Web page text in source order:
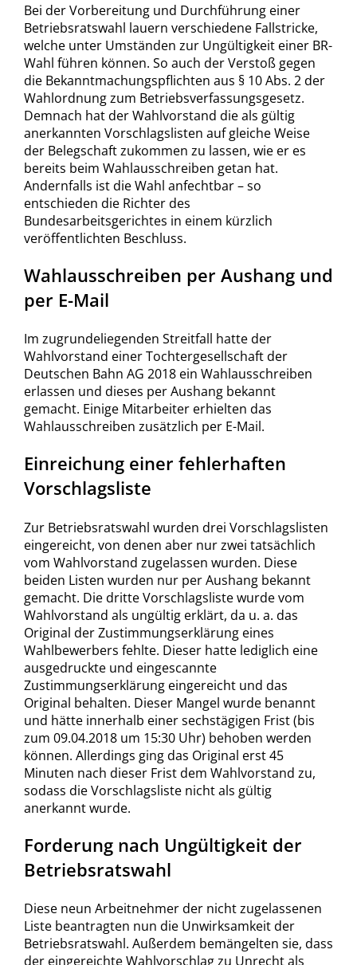
Bei der Vorbereitung und Durchführung einer
Betriebsratswahl lauern verschiedene Fallstricke,
welche unter Umständen zur Ungültigkeit einer BR-
Wahl führen können. So auch der Verstoß gegen
die Bekanntmachungspflichten aus § 10 Abs. 2 der
Wahlordnung zum Betriebsverfassungsgesetz.
Demnach hat der Wahlvorstand die als gültig
anerkannten Vorschlagslisten auf gleiche Weise
der Belegschaft zukommen zu lassen, wie er es
bereits beim Wahlausschreiben getan hat.
Andernfalls ist die Wahl anfechtbar – so
entschieden die Richter des
Bundesarbeitsgerichtes in einem kürzlich
veröffentlichten Beschluss.
Wahlausschreiben per Aushang und
per E-Mail
Im zugrundeliegenden Streitfall hatte der
Wahlvorstand einer Tochtergesellschaft der
Deutschen Bahn AG 2018 ein Wahlausschreiben
erlassen und dieses per Aushang bekannt
gemacht. Einige Mitarbeiter erhielten das
Wahlausschreiben zusätzlich per E-Mail.
Einreichung einer fehlerhaften
Vorschlagsliste
Zur Betriebsratswahl wurden drei Vorschlagslisten
eingereicht, von denen aber nur zwei tatsächlich
vom Wahlvorstand zugelassen wurden. Diese
beiden Listen wurden nur per Aushang bekannt
gemacht. Die dritte Vorschlagsliste wurde vom
Wahlvorstand als ungültig erklärt, da u. a. das
Original der Zustimmungserklärung eines
Wahlbewerbers fehlte. Dieser hatte lediglich eine
ausgedruckte und eingescannte
Zustimmungserklärung eingereicht und das
Original behalten. Dieser Mangel wurde benannt
und hätte innerhalb einer sechstägigen Frist (bis
zum 09.04.2018 um 15:30 Uhr) behoben werden
können. Allerdings ging das Original erst 45
Minuten nach dieser Frist dem Wahlvorstand zu,
sodass die Vorschlagsliste nicht als gültig
anerkannt wurde.
Forderung nach Ungültigkeit der
Betriebsratswahl
Diese neun Arbeitnehmer der nicht zugelassenen
Liste beantragten nun die Unwirksamkeit der
Betriebsratswahl. Außerdem bemängelten sie, dass
der eingereichte Wahlvorschlag zu Unrecht als